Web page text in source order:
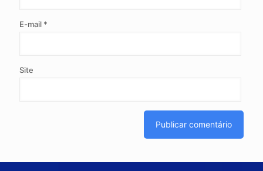
E-mail *
Site